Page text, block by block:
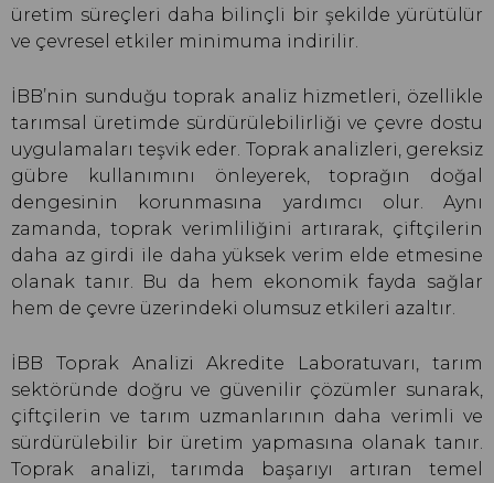
üretim süreçleri daha bilinçli bir şekilde yürütülür
ve çevresel etkiler minimuma indirilir.
İBB’nin sunduğu toprak analiz hizmetleri, özellikle
tarımsal üretimde sürdürülebilirliği ve çevre dostu
uygulamaları teşvik eder. Toprak analizleri, gereksiz
gübre kullanımını önleyerek, toprağın doğal
dengesinin korunmasına yardımcı olur. Aynı
zamanda, toprak verimliliğini artırarak, çiftçilerin
daha az girdi ile daha yüksek verim elde etmesine
olanak tanır. Bu da hem ekonomik fayda sağlar
hem de çevre üzerindeki olumsuz etkileri azaltır.
İBB Toprak Analizi Akredite Laboratuvarı, tarım
sektöründe doğru ve güvenilir çözümler sunarak,
çiftçilerin ve tarım uzmanlarının daha verimli ve
sürdürülebilir bir üretim yapmasına olanak tanır.
Toprak analizi, tarımda başarıyı artıran temel